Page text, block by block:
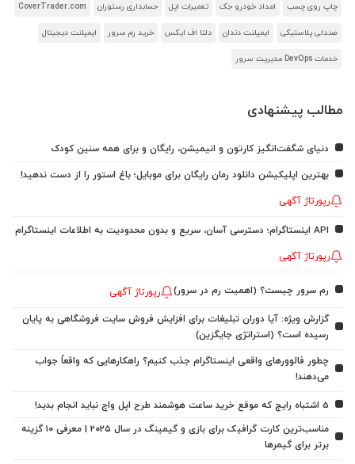
چاپ روی چسب امداد خودرو جک تعمیرات اپل حسابداری رستوران CoverTrader.com
صندلی پلاستیکی ایمپلنت دندان دلتا اف ایکس خرید رم سرور ایمپلنت دیجیتال
خدمات DevOps مدیریت سرور
مطالب پیشنهادی
دنیای شگفت‌انگیز کارتون و انیمیشن، رایگان و برای همه سنین کودک
بهترین اپلیکیشن دانلود رمان رایگان برای موبایل؛ باغ استور را از دست ندهید!
رپورتاژ آگهی
API اینستاگرام؛ دسترسی آسان، سریع و بدون محدودیت به اطلاعات اینستاگرام
رپورتاژ آگهی
رم سرور چیست؟ (اهمیت رم در سرور) رپورتاژ آگهی
گزارش ویژه: آیا دوران تبلیغات برای افزایش فروش سایت فروشگاهی به پایان
رسیده است؟ (استراتژی جایگزین)
چطور فالوورهای واقعی اینستاگرام جذب کنیم؟ راهکارهایی که واقعاً جواب
می‌دهند!
5 اشتباه رایج که موقع خرید ساعت هوشمند طرح اپل واچ نباید انجام بدید!
مناسب‌ترین کارت گرافیک برای بازی و گیمینگ در سال ۲۰۲۵ | معرفی ۱۰ گزینه
برتر برای گیمرها